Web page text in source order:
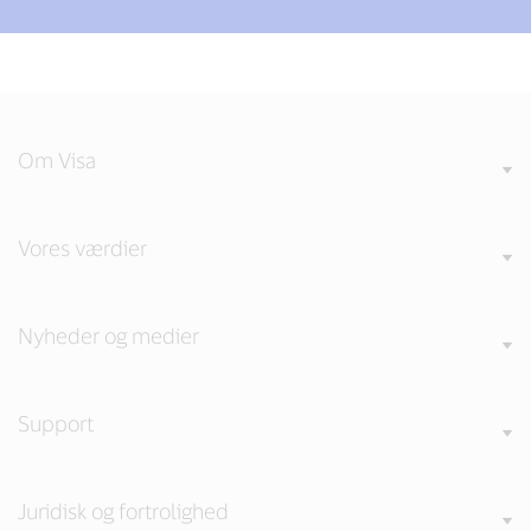
Om Visa
Vores værdier
Nyheder og medier
Support
Juridisk og fortrolighed